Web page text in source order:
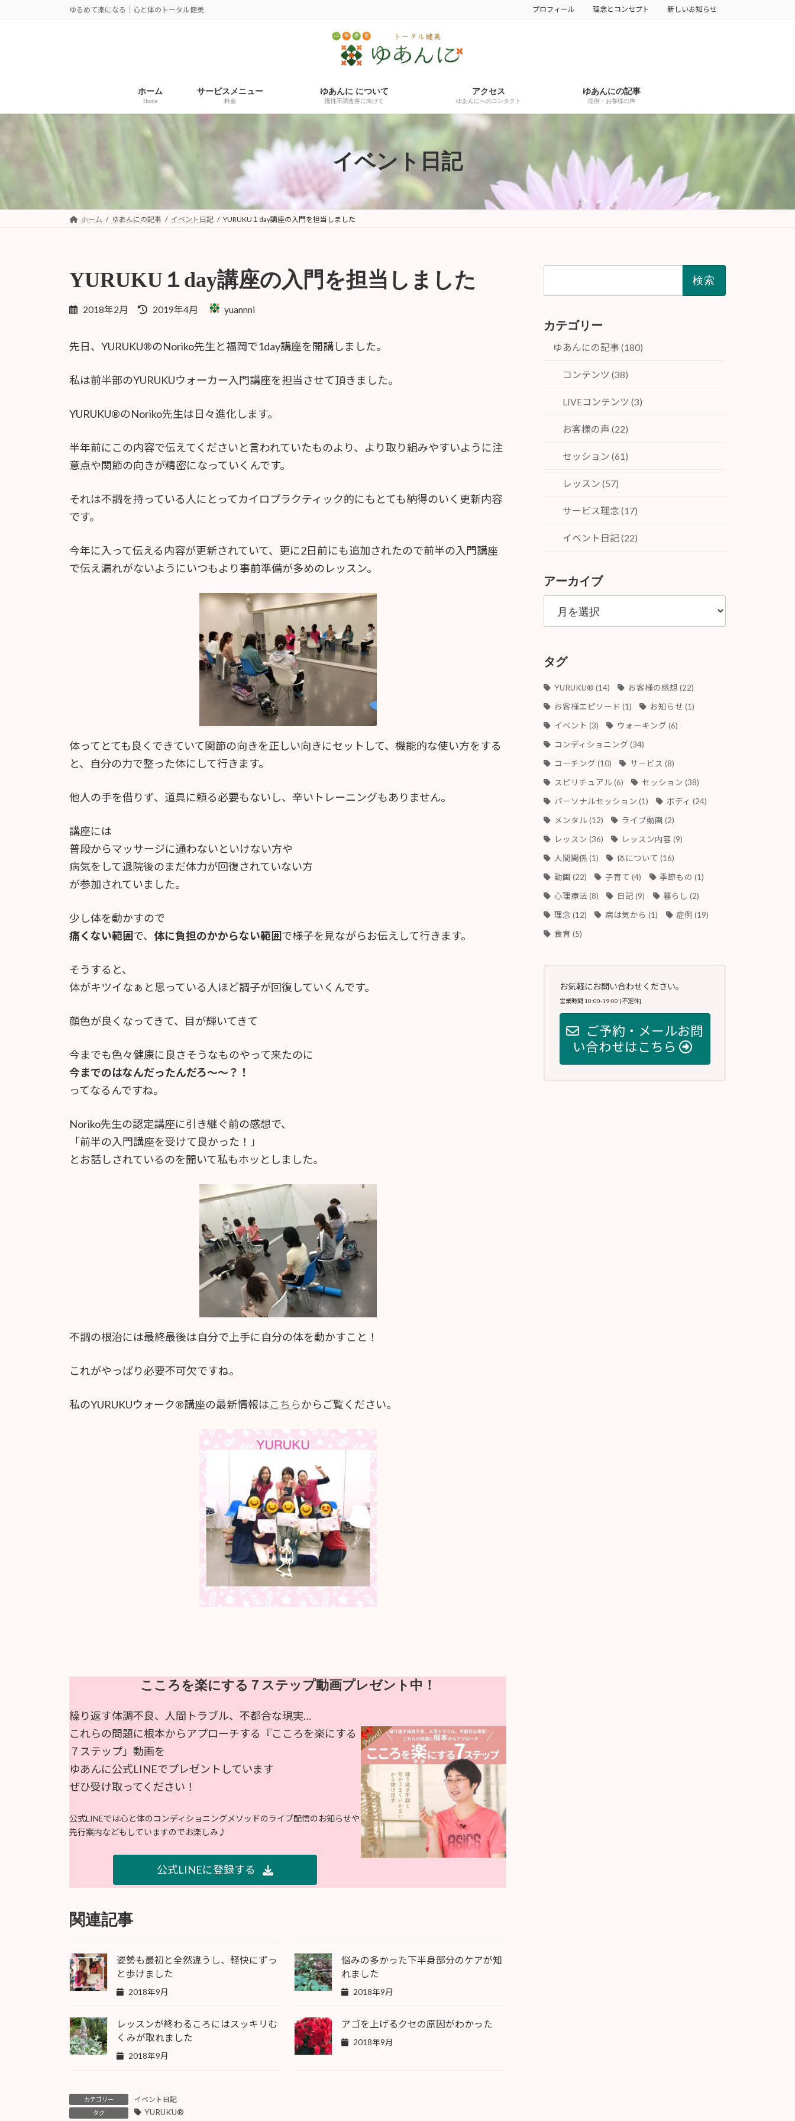
キ
に
ゆるめて楽になる｜心と体のトータル健美 プロフィール 理念とコンセプト 新しいお知らせ
ホーム
Home
サービスメニュー
料金
ゆあんに について
慢性不調改善に向けて
アクセス
ゆあんにへのコンタクト
ゆあんにの記事
症例・お客様の声
イベント日記
ホーム ゆあんにの記事 イベント日記 YURUKU１day講座の入門を担当しました
YURUKU１day講座の入門を担当しました
2018年2月
最
新
時
:
2019年4月 yuannni
先日、YURUKU®︎のNoriko先生と福岡で1day講座を開講しました。
私は前半部のYURUKUウォーカー入門講座を担当させて頂きました。
YURUKU®︎のNoriko先生は日々進化します。
半年前にこの内容で伝えてくださいと言われていたものより、より取り組みやすいように注
意点や関節の向きが精密になっていくんです。
それは不調を持っている人にとってカイロプラクティック的にもとても納得のいく更新内容
です。
今年に入って伝える内容が更新されていて、更に2日前にも追加されたので前半の入門講座
で伝え漏れがないようにいつもより事前準備が多めのレッスン。
体ってとても良くできていて関節の向きを正しい向きにセットして、機能的な使い方をする
と、自分の力で整った体にして行きます。
他人の手を借りず、道具に頼る必要もないし、辛いトレーニングもありません。
講座には
普段からマッサージに通わないといけない方や
病気をして退院後のまだ体力が回復されていない方
が参加されていました。
少し体を動かすので
痛くない範囲で、 体に負担のかからない範囲で様子を見ながらお伝えして行きます。
そうすると、
体がキツイなぁと思っている人ほど調子が回復していくんです。
顔色が良くなってきて、目が輝いてきて
今までも色々健康に良さそうなものやって来たのに
今までのはなんだったんだろ〜〜？！
ってなるんですね。
Noriko先生の認定講座に引き継ぐ前の感想で、
「前半の入門講座を受けて良かった！」
とお話しされているのを聞いて私もホッとしました。
不調の根治には最終最後は自分で上手に自分の体を動かすこと！
これがやっぱり必要不可欠ですね。
私のYURUKUウォーク®︎講座の最新情報はこちらからご覧ください。
こころを楽にする７ステップ動画プレゼント中！
繰り返す体調不良、人間トラブル、不都合な現実…
これらの問題に根本からアプローチする『こころを楽にする
７ステップ」動画を
ゆあんに公式LINEでプレゼントしています
ぜひ受け取ってください！
公式LINEでは心と体のコンディショニングメソッドのライブ配信のお知らせや
先行案内などもしていますのでお楽しみ♪
公式LINEに登録する
関連記事
姿勢も最初と全然違うし、軽快にずっ
と歩けました
2018年9月
悩みの多かった下半身部分のケアが知
れました
2018年9月
レッスンが終わるころにはスッキリむ
くみが取れました
2018年9月
アゴを上げるクセの原因がわかった
2018年9月
カテゴリー イベント日記
タグ YURUKU®︎
カテゴリー
ゆあんにの記事 (180)
コンテンツ (38)
LIVEコンテンツ (3)
お客様の声 (22)
セッション (61)
レッスン (57)
サービス理念 (17)
イベント日記 (22)
アーカイブ
ア
カ
ブ
タグ
YURUKU®︎ (14) お客様の感想 (22)
お客様エピソード (1) お知らせ (1)
イベント (3) ウォーキング (6)
コンディショニング (34)
コーチング (10) サービス (8)
スピリチュアル(6) セッション (38)
パーソナルセッション (1) ボディ (24)
メンタル(12) ライブ動画 (2)
レッスン (36) レッスン内容 (9)
人間関係 (1) 体について (16)
動画 (22) 子育て (4) 季節もの (1)
心理療法 (8) 日記(9) 暮らし (2)
理念 (12) 病は気から (1) 症例 (19)
食育 (5)
お気軽にお問い合わせください。
営業時間 10:00-19:00 [不定休]
ご予約・メールお問
い合わせはこちら